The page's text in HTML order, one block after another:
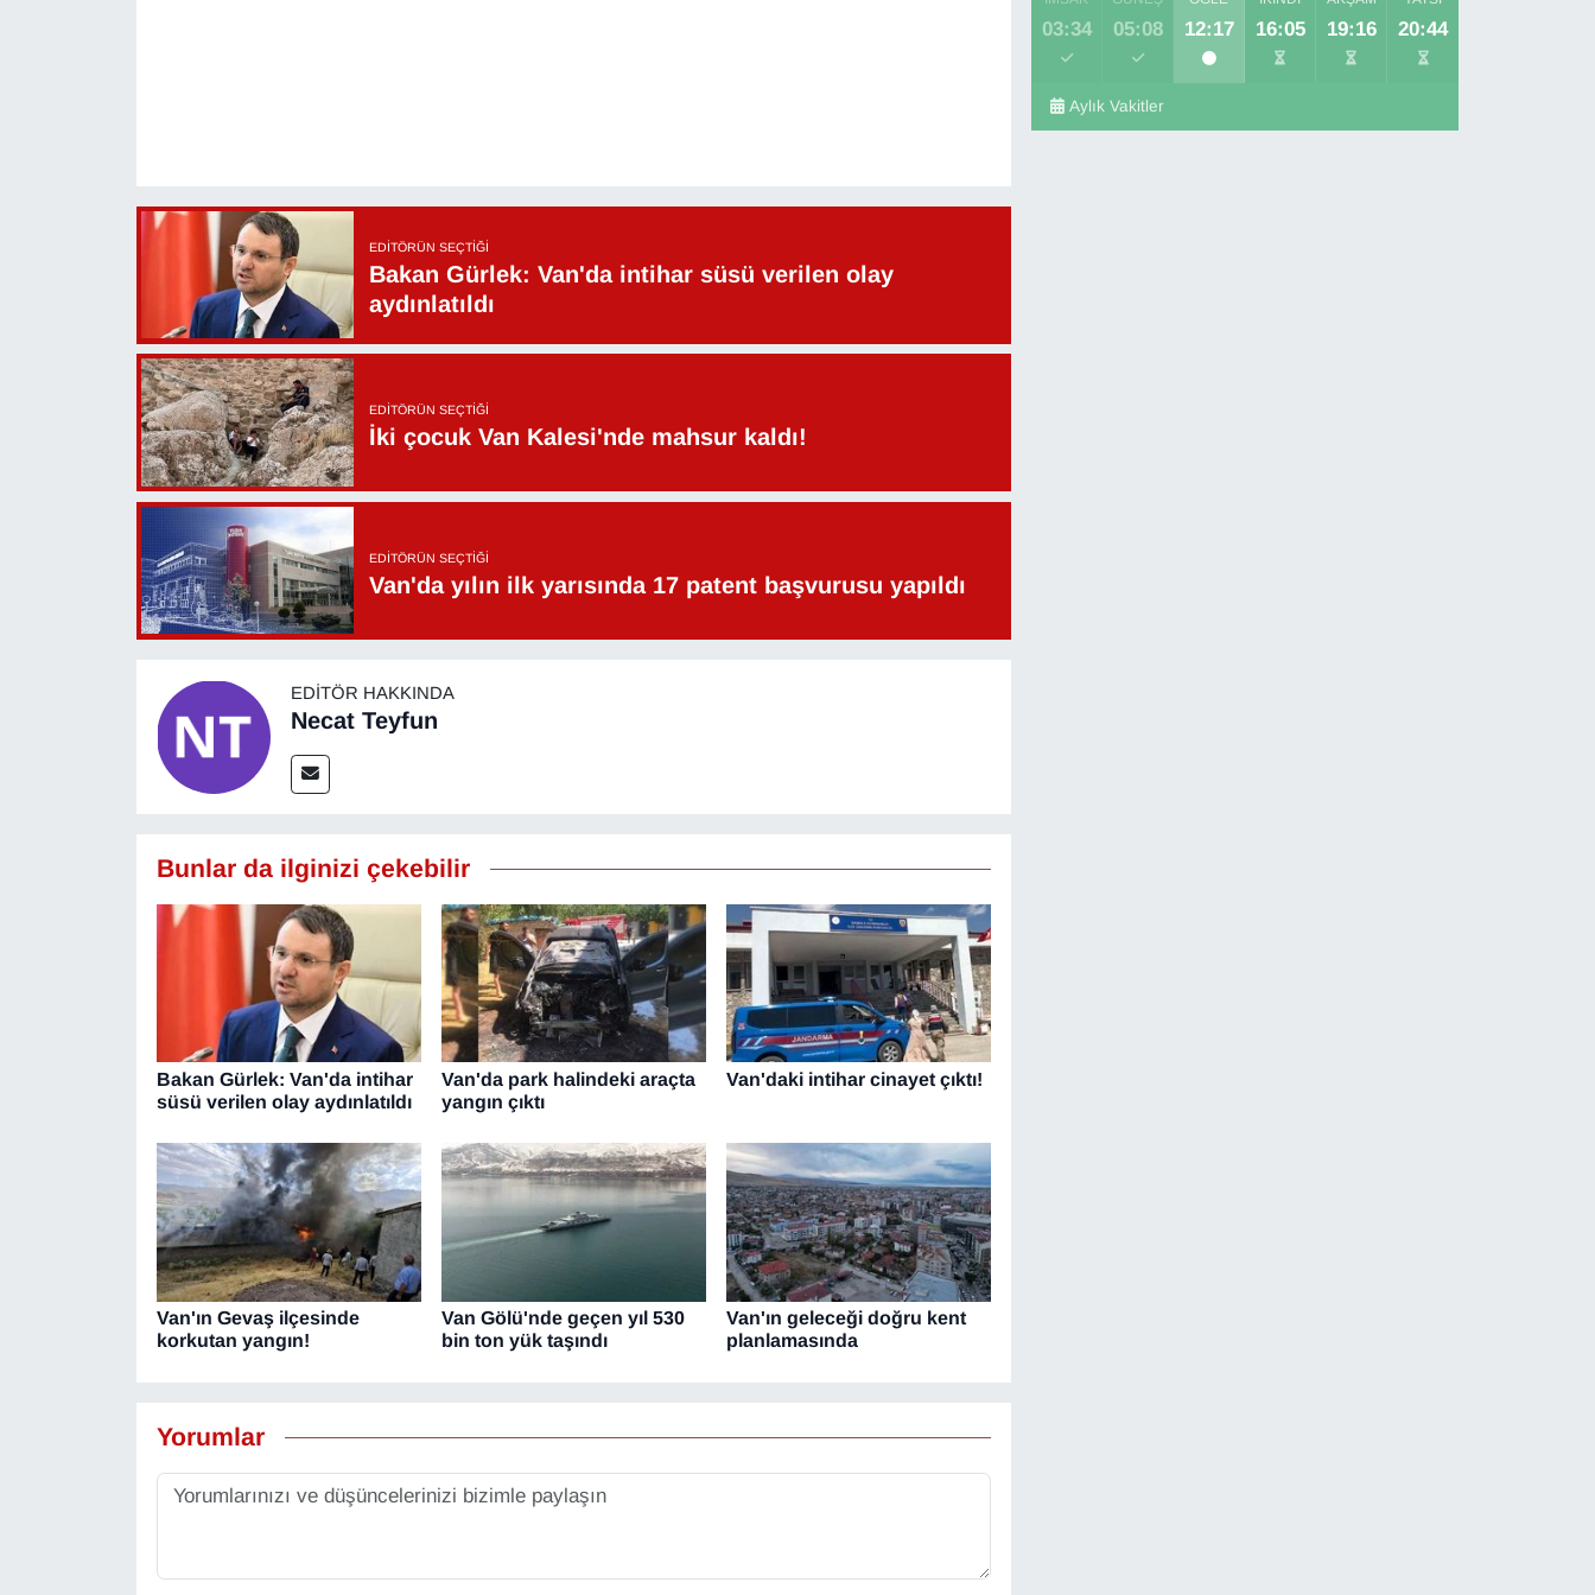
EDITÖRÜN SEÇTIĞI
Bakan Gürlek: Van'da intihar süsü verilen olay
aydınlatıldı
EDITÖRÜN SEÇTIĞI
İki çocuk Van Kalesi'nde mahsur kaldı!
EDITÖRÜN SEÇTIĞI
Van'da yılın ilk yarısında 17 patent başvurusu yapıldı
EDITÖR HAKKINDA
Necat Teyfun
Bunlar da ilginizi çekebilir
Bakan Gürlek: Van'da intihar
süsü verilen olay aydınlatıldı
Van'da park halindeki araçta
yangın çıktı
Van'daki intihar cinayet çıktı!
Van'ın Gevaş ilçesinde
korkutan yangın!
Van Gölü'nde geçen yıl 530
bin ton yük taşındı
Van'ın geleceği doğru kent
planlamasında
Yorumlar
03:34 05:08 12:17 16:05 19:16 20:44
Aylık Vakitler